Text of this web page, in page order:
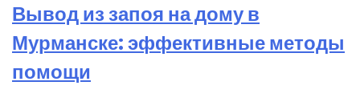
Вывод из запоя на дому в
Мурманске: эффективные методы
помощи